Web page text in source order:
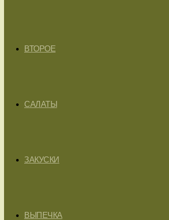
ВТОРОЕ
САЛАТЫ
ЗАКУСКИ
ВЫПЕЧКА